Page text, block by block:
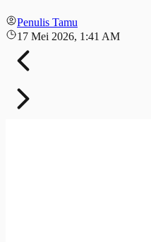
Penulis Tamu
17 Mei 2026, 1:41 AM